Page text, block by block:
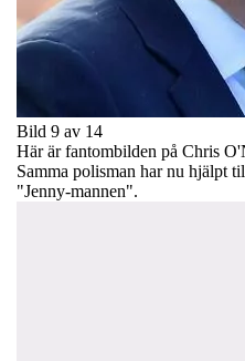
Bild 9 av 14
Här är fantombilden på Chris
Samma polisman har nu hjälpt
"Jenny-mannen".